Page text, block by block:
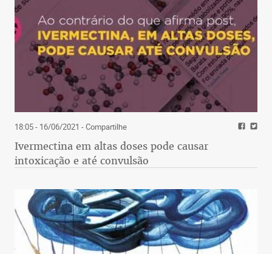
18:05 - 16/06/2021 - Compartilhe
Ivermectina em altas doses pode causar
intoxicação e até convulsão